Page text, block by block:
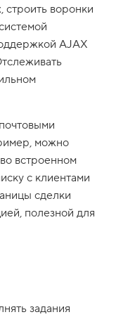
строить воронки
AJAX
можно
встроенном
с клиентами
сделки
полезной для
задания